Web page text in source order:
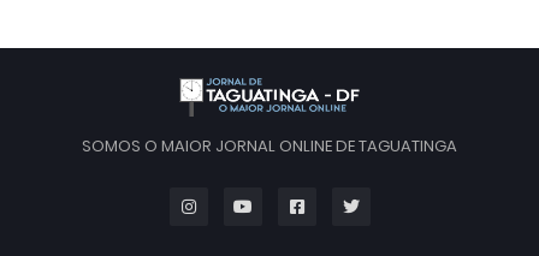
SOMOS O MAIOR JORNAL ONLINE DE TAGUATINGA